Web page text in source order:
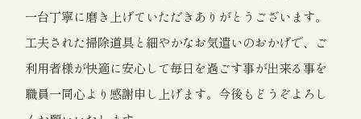
一台丁寧に磨き上げていただきありがとうございます。
工夫された掃除道具と細やかなお気遣いのおかげで、ご
利用者様が快適に安心して毎日を過ごす事が出来る事を
職員一同心より感謝申し上げます。今後もどうぞよろし